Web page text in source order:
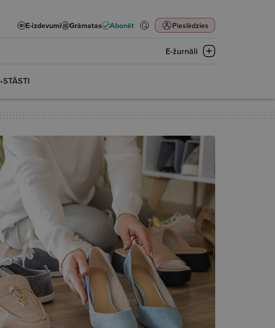
E-izdevumi Grāmatas Abonēt Pieslēdzies
E-žurnāli
•STĀSTI